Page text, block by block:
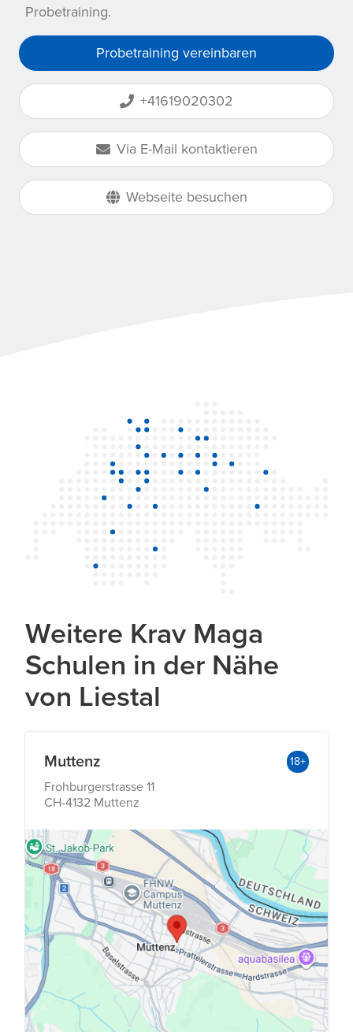
Probetraining.
Probetraining vereinbaren
+41619020302
Via E-Mail kontaktieren
Webseite besuchen
Weitere Krav Maga
Schulen in der Nähe
von Liestal
Muttenz 18+
Frohburgerstrasse 11
CH-4132 Muttenz